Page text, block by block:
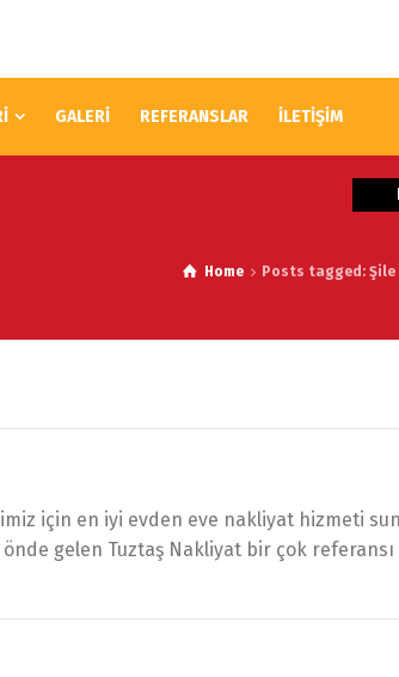
GALERİ REFERANSLAR İLETİŞİM
Home Posts tagged:
için en iyi evden eve nakliyat hizmeti
gelen Tuztaş Nakliyat bir çok